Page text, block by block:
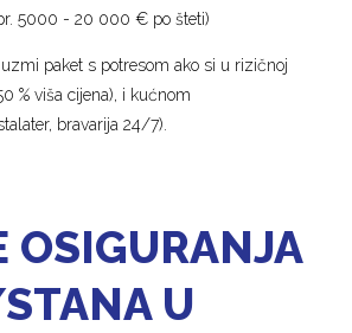
5000 - 20 000 € po šteti)
paket s potresom ako si u rizičnoj
% viša cijena), i kućnom
bravarija 24/7).
OSIGURANJA
U